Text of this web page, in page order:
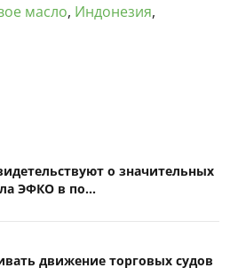
масло, Индонезия,
о значительных
ЭФКО в по...
движение торговых судов